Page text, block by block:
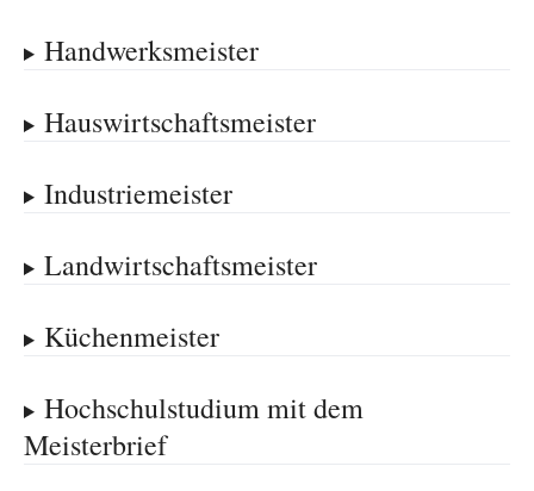
Handwerksmeister
Hauswirtschaftsmeister
Industriemeister
Landwirtschaftsmeister
Küchenmeister
Hochschulstudium mit dem
Meisterbrief